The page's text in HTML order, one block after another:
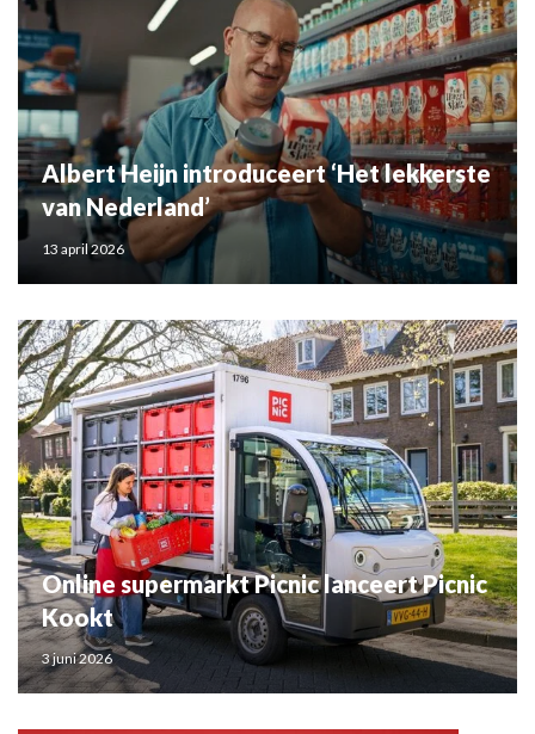
Albert Heijn introduceert ‘Het lekkerste
van Nederland’
13 april 2026
Online supermarkt Picnic lanceert Picnic
Kookt
3 juni 2026